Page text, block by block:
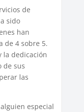
de
sido
han
de 4 sobre 5.
la dedicación
de sus
las
especial